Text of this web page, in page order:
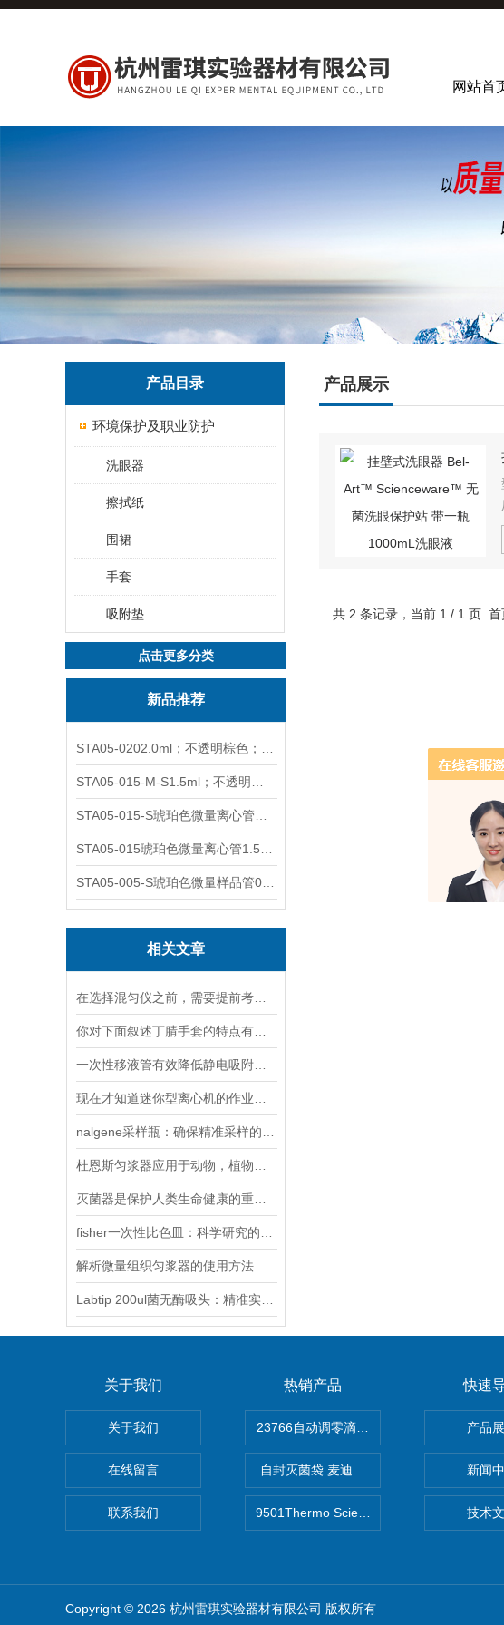
网站首
产品目录
环境保护及职业防护
洗眼器
擦拭纸
围裙
手套
吸附垫
点击更多分类
新品推荐
相关文章
产品展示
共 2 条记录，当前 1 / 1 页
关于我们
关于我们
在线留言
联系我们
热销产品
23766自动调零滴定管，Dr.
自封灭菌袋 麦迪康Medicom自封口式灭菌
9501Thermo Scientific S1移液管电动移液器
快速
产品
新闻
技术
Copyright © 2026 杭州雷琪实验器材有限公司 版权所有